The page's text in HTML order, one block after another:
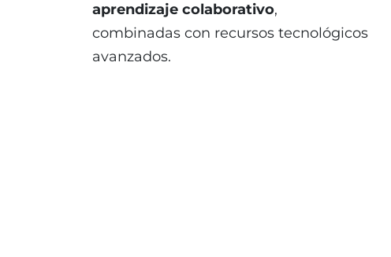
aprendizaje colaborativo,
combinadas con recursos tecnológicos
avanzados.